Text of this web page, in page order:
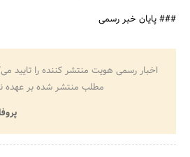
### پایان خبر رسمی
اخبار رسمی هویت منتشر کننده را
مطلب منتشر شده بر عهده